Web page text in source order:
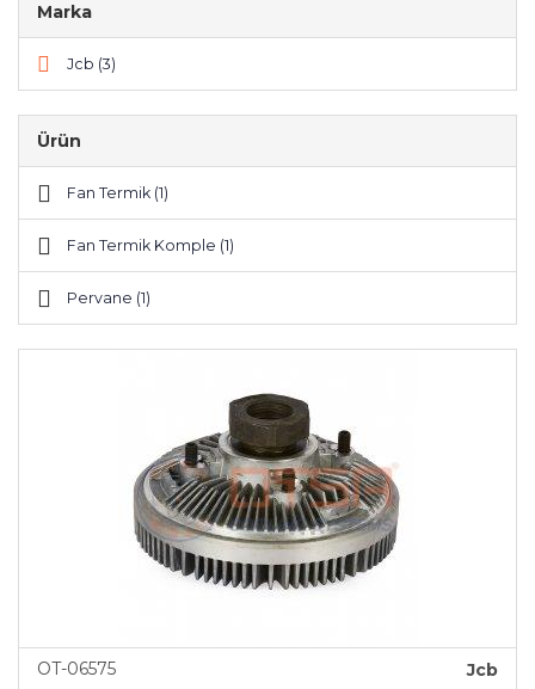
Marka
Jcb (3)
Ürün
Fan Termik (1)
Fan Termik Komple (1)
Pervane (1)
OT-06575 Jcb